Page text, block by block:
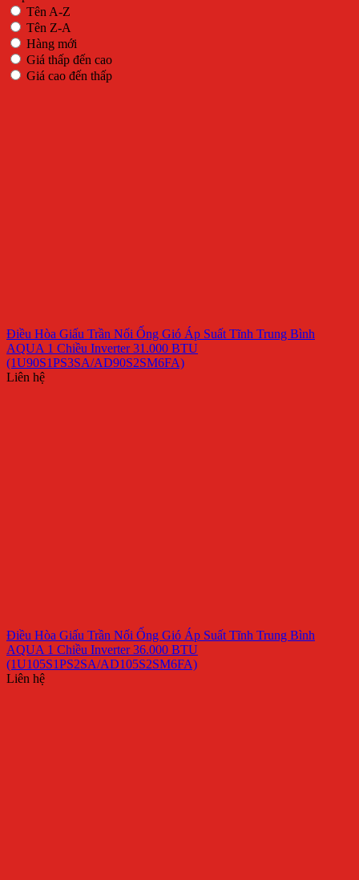
Tên A-Z
Tên Z-A
Hàng mới
Giá thấp đến cao
Giá cao đến thấp
Điều Hòa Giấu Trần Nối Ống Gió Áp Suất Tĩnh Trung Bình
AQUA 1 Chiều Inverter 31.000 BTU
(1U90S1PS3SA/AD90S2SM6FA)
Liên hệ
Điều Hòa Giấu Trần Nối Ống Gió Áp Suất Tĩnh Trung Bình
AQUA 1 Chiều Inverter 36.000 BTU
(1U105S1PS2SA/AD105S2SM6FA)
Liên hệ